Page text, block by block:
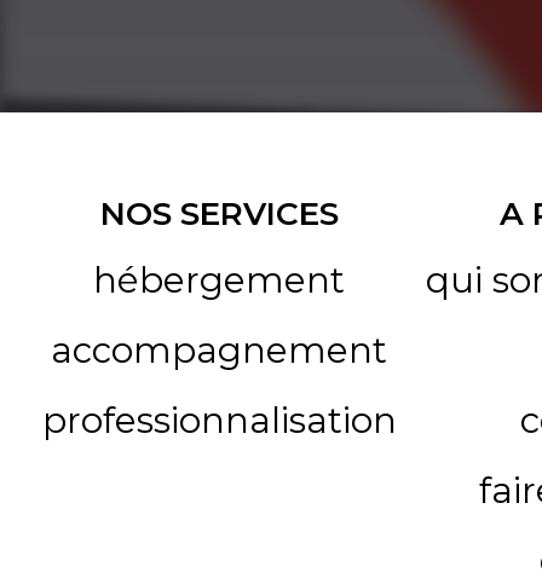
NOS SERVICES
hébergement
accompagnement
professionnalisation
A
qui